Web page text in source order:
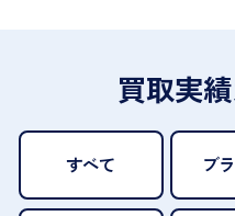
買取実
すべて ブ